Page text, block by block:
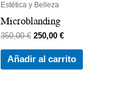
Estética y Belleza
Microblanding
350,00€ 250,00 €
Añadir al carrito